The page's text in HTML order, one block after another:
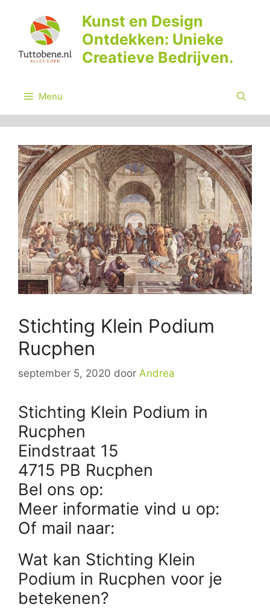
inhoud
Kunst en Design
Ontdekken: Unieke
Creatieve Bedrijven.
Menu
Stichting Klein Podium
Rucphen
september 5, 2020 door Andrea
Stichting Klein Podium in
Rucphen
Eindstraat 15
4715 PB Rucphen
Bel ons op:
Meer informatie vind u op:
Of mail naar:
Wat kan Stichting Klein
Podium in Rucphen voor je
betekenen?